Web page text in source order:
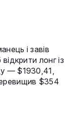
і завів
лонг із
— $1930,41,
$354